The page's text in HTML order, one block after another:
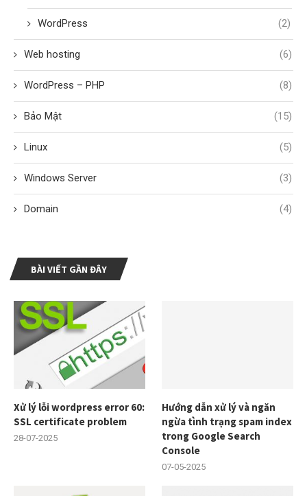
WordPress (2)
Web hosting (6)
WordPress – PHP (8)
Bảo Mật (15)
Linux (5)
Windows Server (3)
Domain (4)
BÀI VIẾT GẦN ĐÂY
Xử lý lỗi wordpress error 60:
SSL certificate problem
28-07-2025
Hướng dẫn xử lý và ngăn
ngừa tình trạng spam index
trong Google Search
Console
07-05-2025